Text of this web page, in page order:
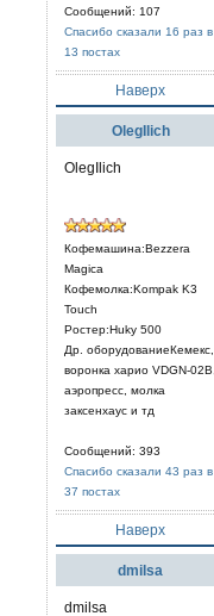
Сообщений: 107
Спасибо сказали 16 раз в
13 постах
Наверх
OlegIlich
OlegIlich
Кофемашина:Bezzera
Magica
Кофемолка:Kompak K3
Touch
Ростер:Huky 500
Др. оборудованиеКемекс,
воронка харио VDGN-02B,
аэропресс, молка
заксенхаус и тд
Сообщений: 393
Спасибо сказали 43 раз в
37 постах
Наверх
dmilsa
dmilsa